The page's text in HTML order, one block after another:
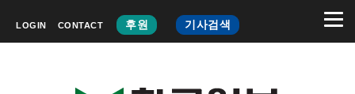
LOGIN CONTACT 후원 기사검색